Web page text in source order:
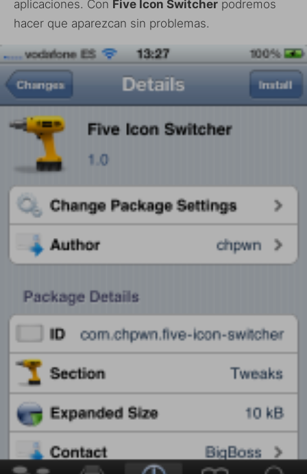
aplicaciones. Con Five Icon Switcher podremos
hacer que aparezcan sin problemas.